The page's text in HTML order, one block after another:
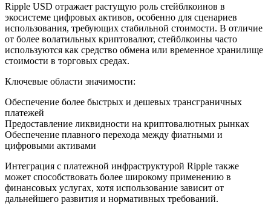
Гид
Руководство для начинающих по фьючерсам
Торговые стратегии
Узнайте, как оставаться прибыльным
Ripple USD отражает растущую роль стейблкоинов в
экосистеме цифровых активов, особенно для сценариев
использования, требующих стабильной стоимости. В отличие
от более волатильных криптовалют, стейблкоины часто
используются как средство обмена или временное хранилище
стоимости в торговых средах.
Ключевые области значимости:
Обеспечение более быстрых и дешевых трансграничных
платежей
Предоставление ликвидности на криптовалютных рынках
Обеспечение плавного перехода между фиатными и
цифровыми активами
Интеграция с платежной инфраструктурой Ripple также
может способствовать более широкому применению в
финансовых услугах, хотя использование зависит от
дальнейшего развития и нормативных требований.